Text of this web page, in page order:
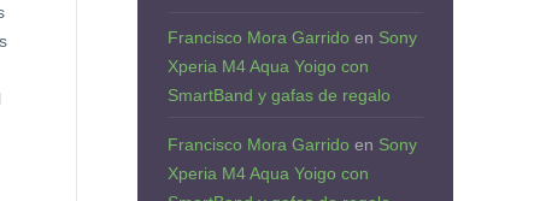
Francisco Mora Garrido en Sony
Xperia M4 Aqua Yoigo con
SmartBand y gafas de regalo
Francisco Mora Garrido en Sony
Xperia M4 Aqua Yoigo con